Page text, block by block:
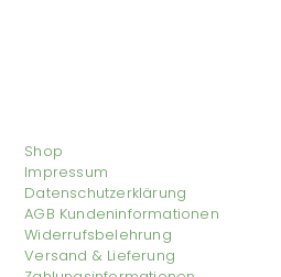
Shop
Impressum
Datenschutzerklärung
AGB Kundeninformationen
Widerrufsbelehrung
Versand & Lieferung